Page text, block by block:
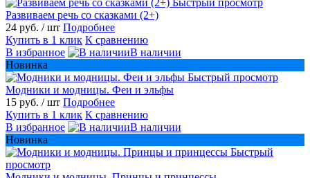
Развиваем речь со сказками (2+)
24 руб. / шт Подробнее
Купить в 1 клик К сравнению
В избранное
В наличии
Новинка
Быстрый просмотр
Модники и модницы. Феи и эльфы
15 руб. / шт Подробнее
Купить в 1 клик К сравнению
В избранное
В наличии
Новинка
Быстрый
просмотр